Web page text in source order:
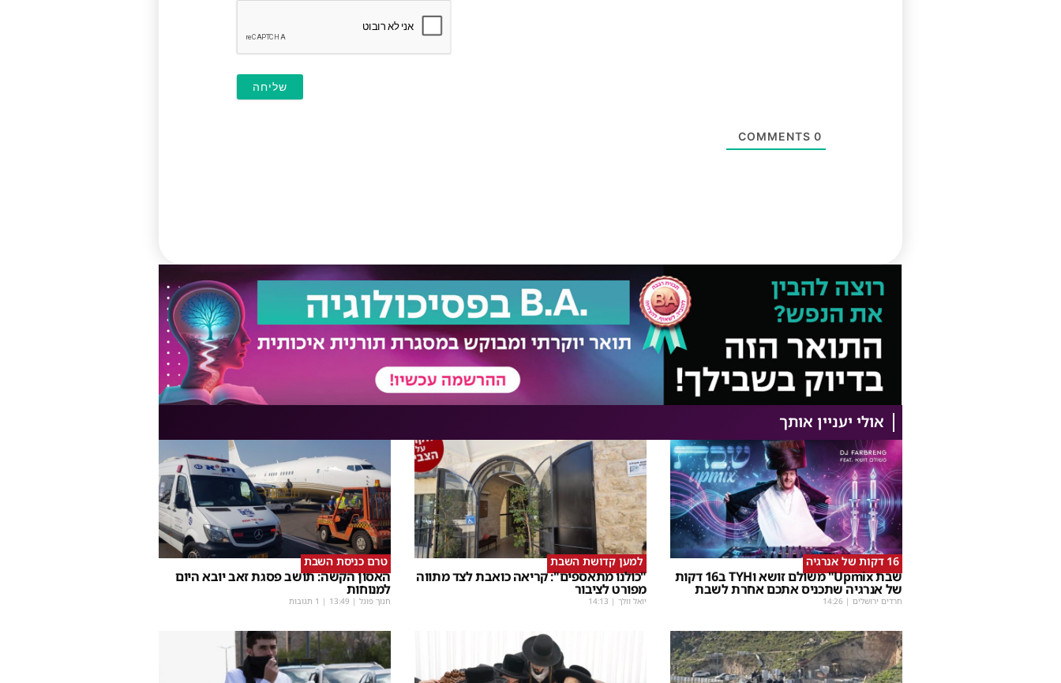
0
אולי יעניין אותך
16 דקות של אנרגיה
שבת Upmix" משולם זושא וTYH ב16 דקות
של אנרגיה שתכניס אתכם אחרת לשבת
חרדים ירושלים |
14:26
למען קדושת השבת
"כולנו מתאספים": קריאה כואבת לצד מתווה
מפורט לציבור
יואל וולך |
14:13
טרם כניסת השבת
האסון הקשה: תושב פסגת זאב יובא היום
למנוחות
חנוך פוגל |
13:49 | 1 תגובות